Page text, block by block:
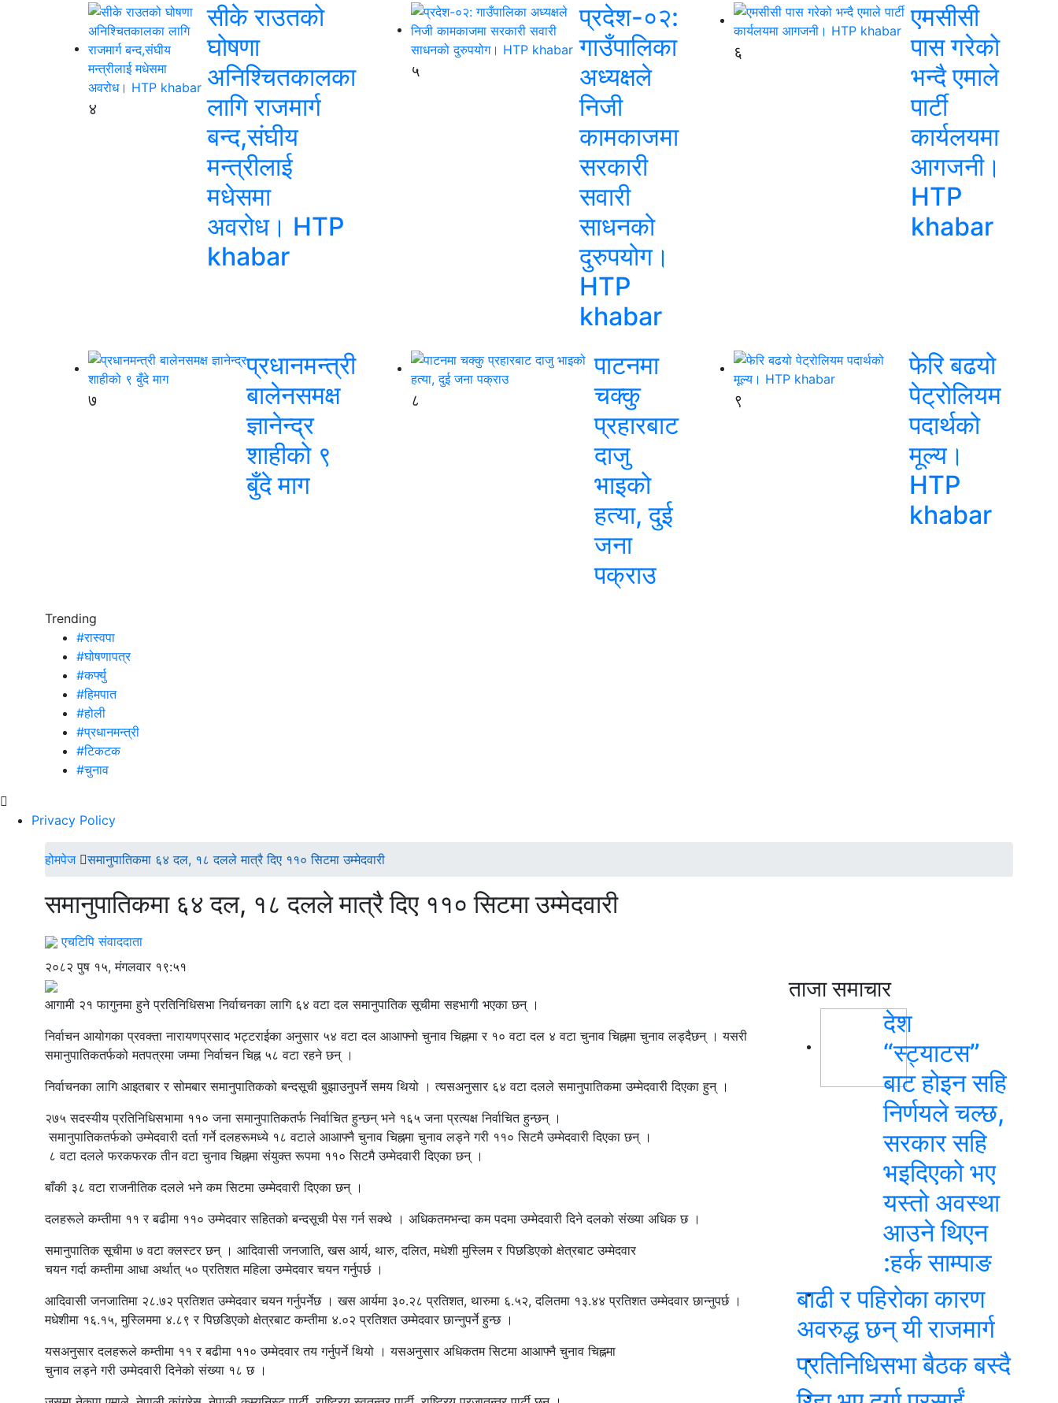
४
सीके राउतको
घोषणा
अनिश्चितकालका
लागि राजमार्ग
बन्द,संघीय
मन्त्रीलाई
मधेसमा
अवरोध। HTP
khabar
५
प्रदेश-०२:
गाउँपालिका
अध्यक्षले
निजी
कामकाजमा
सरकारी
सवारी
साधनको
दुरुपयोग।
HTP
khabar
६
एमसीसी
पास गरेको
भन्दै एमाले
पार्टी
कार्यलयमा
आगजनी।
HTP
khabar
७
प्रधानमन्त्री
बालेनसमक्ष
ज्ञानेन्द्र
शाहीको ९
बुँदे माग
८
पाटनमा
चक्कु
प्रहारबाट
दाजु
भाइको
हत्या, दुई
जना
पक्राउ
९
फेरि बढयो
पेट्रोलियम
पदार्थको
मूल्य।
HTP
khabar
Trending
#रास्वपा
#घोषणापत्र
#कर्फ्यु
#हिमपात
#होली
#प्रधानमन्त्री
#टिकटक
#चुनाव
Privacy Policy
होमपेज समानुपातिकमा ६४ दल, १८ दलले मात्रै दिए ११० सिटमा उम्मेदवारी
समानुपातिकमा ६४ दल, १८ दलले मात्रै दिए ११० सिटमा उम्मेदवारी
एचटिपि संवाददाता
२०८२ पुष १५, मंगलवार १९:५१
आगामी २१ फागुनमा हुने प्रतिनिधिसभा निर्वाचनका लागि ६४ वटा दल समानुपातिक सूचीमा सहभागी भएका छन् ।
निर्वाचन आयोगका प्रवक्ता नारायणप्रसाद भट्टराईका अनुसार ५४ वटा दल आआफ्नो चुनाव चिह्नमा र १० वटा दल ४ वटा चुनाव चिह्नमा चुनाव लड्दैछन् । यसरी
समानुपातिकतर्फको मतपत्रमा जम्मा निर्वाचन चिह्न ५८ वटा रहने छन् ।
निर्वाचनका लागि आइतबार र सोमबार समानुपातिकको बन्दसूची बुझाउनुपर्ने समय थियो । त्यसअनुसार ६४ वटा दलले समानुपातिकमा उम्मेदवारी दिएका हुन् ।
२७५ सदस्यीय प्रतिनिधिसभामा ११० जना समानुपातिकतर्फ निर्वाचित हुन्छन् भने १६५ जना प्रत्यक्ष निर्वाचित हुन्छन् ।
समानुपातिकतर्फको उम्मेदवारी दर्ता गर्ने दलहरूमध्ये १८ वटाले आआफ्नै चुनाव चिह्नमा चुनाव लड्ने गरी ११० सिटमै उम्मेदवारी दिएका छन् ।
८ वटा दलले फरकफरक तीन वटा चुनाव चिह्नमा संयुक्त रूपमा ११० सिटमै उम्मेदवारी दिएका छन् ।
बाँकी ३८ वटा राजनीतिक दलले भने कम सिटमा उम्मेदवारी दिएका छन् ।
दलहरूले कम्तीमा ११ र बढीमा ११० उम्मेदवार सहितको बन्दसूची पेस गर्न सक्थे । अधिकतमभन्दा कम पदमा उम्मेदवारी दिने दलको संख्या अधिक छ ।
समानुपातिक सूचीमा ७ वटा क्लस्टर छन् । आदिवासी जनजाति, खस आर्य, थारु, दलित, मधेशी मुस्लिम र पिछडिएको क्षेत्रबाट उम्मेदवार
चयन गर्दा कम्तीमा आधा अर्थात् ५० प्रतिशत महिला उम्मेदवार चयन गर्नुपर्छ ।
आदिवासी जनजातिमा २८.७२ प्रतिशत उम्मेदवार चयन गर्नुपर्नेछ । खस आर्यमा ३०.२८ प्रतिशत, थारुमा ६.५२, दलितमा १३.४४ प्रतिशत उम्मेदवार छान्नुपर्छ ।
मधेशीमा १६.१५, मुस्लिममा ४.८९ र पिछडिएको क्षेत्रबाट कम्तीमा ४.०२ प्रतिशत उम्मेदवार छान्नुपर्ने हुन्छ ।
यसअनुसार दलहरूले कम्तीमा ११ र बढीमा ११० उम्मेदवार तय गर्नुपर्ने थियो । यसअनुसार अधिकतम सिटमा आआफ्नै चुनाव चिह्नमा
चुनाव लड्ने गरी उम्मेदवारी दिनेको संख्या १८ छ ।
ताजा समाचार
देश
“स्ट्याटस”
बाट होइन सहि
निर्णयले चल्छ,
सरकार सहि
भइदिएको भए
यस्तो अवस्था
आउने थिएन
:हर्क साम्पाङ
बाढी र पहिरोका कारण
अवरुद्ध छन् यी राजमार्ग
प्रतिनिधिसभा बैठक बस्दै